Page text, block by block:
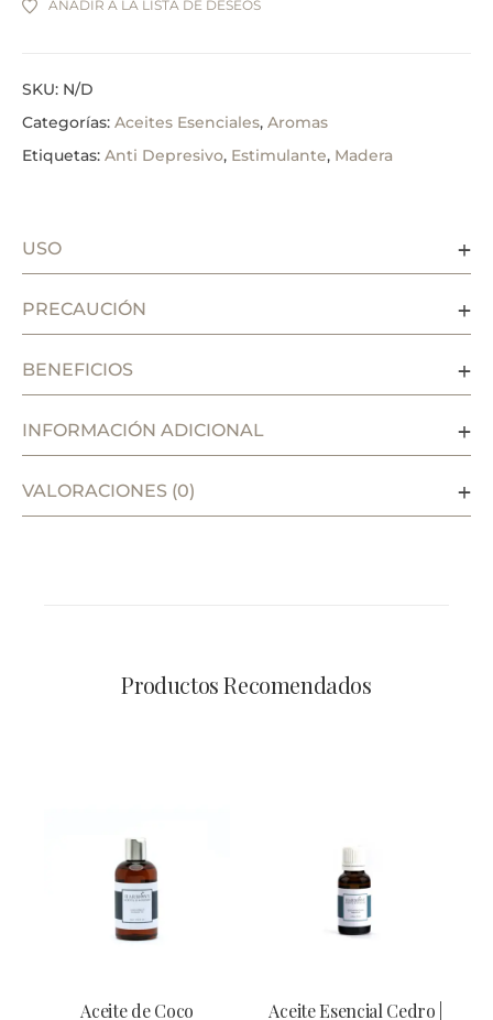
AÑADIR A LA LISTA DE DESEOS
SKU: N/D
Categorías: Aceites Esenciales, Aromas
Etiquetas: Anti Depresivo, Estimulante, Madera
USO
PRECAUCIÓN
BENEFICIOS
INFORMACIÓN ADICIONAL
VALORACIONES (0)
Productos Recomendados
Aceite de Coco
Aceite Esencial Cedro |